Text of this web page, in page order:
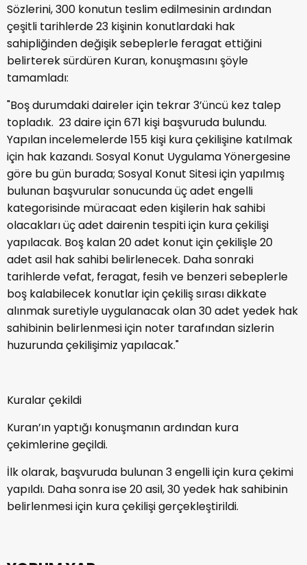
Sözlerini, 300 konutun teslim edilmesinin ardından
çeşitli tarihlerde 23 kişinin konutlardaki hak
sahipliğinden değişik sebeplerle feragat ettiğini
belirterek sürdüren Kuran, konuşmasını şöyle
tamamladı:
"Boş durumdaki daireler için tekrar 3’üncü kez talep
topladık. 23 daire için 671 kişi başvuruda bulundu.
Yapılan incelemelerde 155 kişi kura çekilişine katılmak
için hak kazandı. Sosyal Konut Uygulama Yönergesine
göre bu gün burada; Sosyal Konut Sitesi için yapılmış
bulunan başvurular sonucunda üç adet engelli
kategorisinde müracaat eden kişilerin hak sahibi
olacakları üç adet dairenin tespiti için kura çekilişi
yapılacak. Boş kalan 20 adet konut için çekilişle 20
adet asil hak sahibi belirlenecek. Daha sonraki
tarihlerde vefat, feragat, fesih ve benzeri sebeplerle
boş kalabilecek konutlar için çekiliş sırası dikkate
alınmak suretiyle uygulanacak olan 30 adet yedek hak
sahibinin belirlenmesi için noter tarafından sizlerin
huzurunda çekilişimiz yapılacak."
Kuralar çekildi
Kuran’ın yaptığı konuşmanın ardından kura
çekimlerine geçildi.
İlk olarak, başvuruda bulunan 3 engelli için kura çekimi
yapıldı. Daha sonra ise 20 asil, 30 yedek hak sahibinin
belirlenmesi için kura çekilişi gerçekleştirildi.